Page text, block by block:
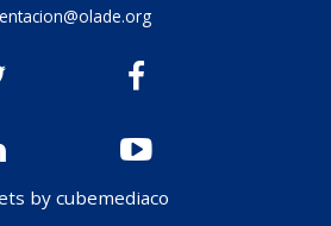
by cubemediaco